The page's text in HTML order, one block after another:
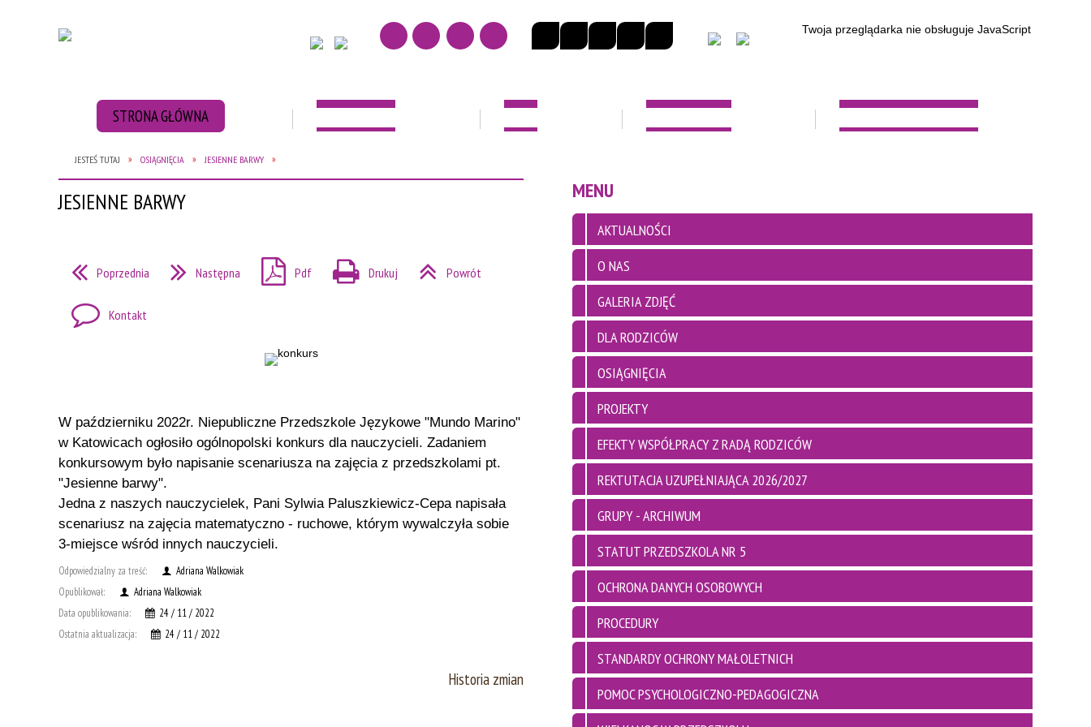
Twoja przeglądarka nie obsługuje JavaScript
STRONA GŁÓWNA
ZBIÓRKA BATERII ZBIÓRKA NAKRĘTEK
JESTEŚ TUTAJ OSIĄGNIĘCIA JESIENNE BARWY
JESIENNE BARWY
Poprzednia Następna Pdf Drukuj Powrót
Kontakt
W październiku 2022r. Niepubliczne Przedszkole Językowe "Mundo Marino"
w Katowicach ogłosiło ogólnopolski konkurs dla nauczycieli. Zadaniem
konkursowym było napisanie scenariusza na zajęcia z przedszkolami pt.
"Jesienne barwy".
Jedna z naszych nauczycielek, Pani Sylwia Paluszkiewicz-Cepa napisała
scenariusz na zajęcia matematyczno - ruchowe, którym wywalczyła sobie
3-miejsce wśród innych nauczycieli.
Odpowiedzialny za treść:
Adriana Walkowiak
Opublikował:
Adriana Walkowiak
Data opublikowania:
24 / 11 / 2022
Ostatnia aktualizacja:
24 / 11 / 2022
Historia zmian
MENU
AKTUALNOŚCI
O NAS
GALERIA ZDJĘĆ
DLA RODZICÓW
OSIĄGNIĘCIA
PROJEKTY
EFEKTY WSPÓŁPRACY Z RADĄ RODZICÓW
REKTUTACJA UZUPEŁNIAJĄCA 2026/2027
GRUPY - ARCHIWUM
STATUT PRZEDSZKOLA NR 5
OCHRONA DANYCH OSOBOWYCH
PROCEDURY
STANDARDY OCHRONY MAŁOLETNICH
POMOC PSYCHOLOGICZNO-PEDAGOGICZNA